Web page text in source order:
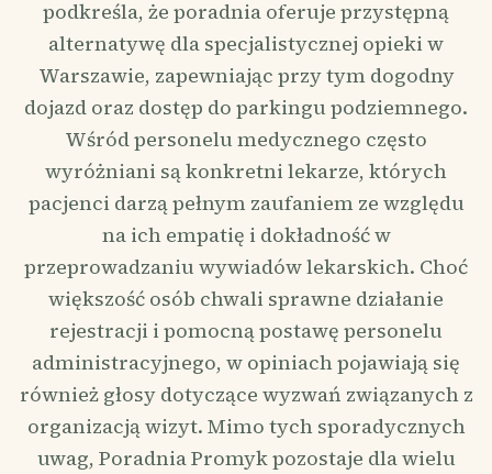
podkreśla, że poradnia oferuje przystępną
alternatywę dla specjalistycznej opieki w
Warszawie, zapewniając przy tym dogodny
dojazd oraz dostęp do parkingu podziemnego.
Wśród personelu medycznego często
wyróżniani są konkretni lekarze, których
pacjenci darzą pełnym zaufaniem ze względu
na ich empatię i dokładność w
przeprowadzaniu wywiadów lekarskich. Choć
większość osób chwali sprawne działanie
rejestracji i pomocną postawę personelu
administracyjnego, w opiniach pojawiają się
również głosy dotyczące wyzwań związanych z
organizacją wizyt. Mimo tych sporadycznych
uwag, Poradnia Promyk pozostaje dla wielu